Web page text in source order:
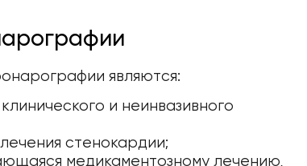
являются:
и неинвазивного
стенокардии;
медикаментозному лечению,